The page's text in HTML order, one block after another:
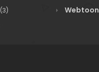
(3) Webtoon